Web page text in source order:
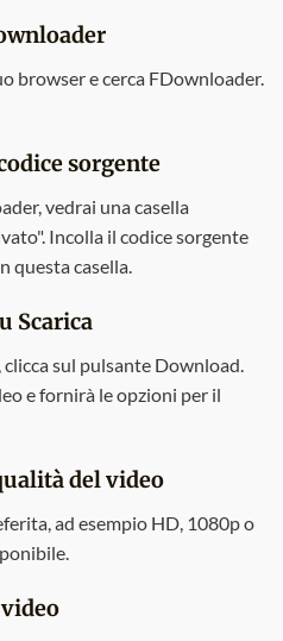
browser e cerca FDownloader.
sorgente
vedrai una casella
Incolla il codice sorgente
questa casella.
Scarica
sul pulsante Download.
e fornirà le opzioni per il
del video
ad esempio HD, 1080p o